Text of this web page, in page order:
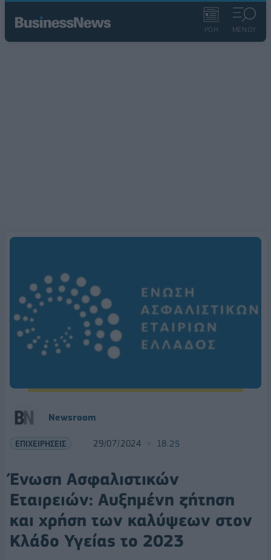
ΡΟΗ ΜΕΝΟΥ
Newsroom
ΕΠΙΧΕΙΡΗΣΕΙΣ 29/07/2024 18:25
Ένωση Ασφαλιστικών
Εταιρειών: Αυξημένη ζήτηση
και χρήση των καλύψεων στον
Κλάδο Υγείας το 2023